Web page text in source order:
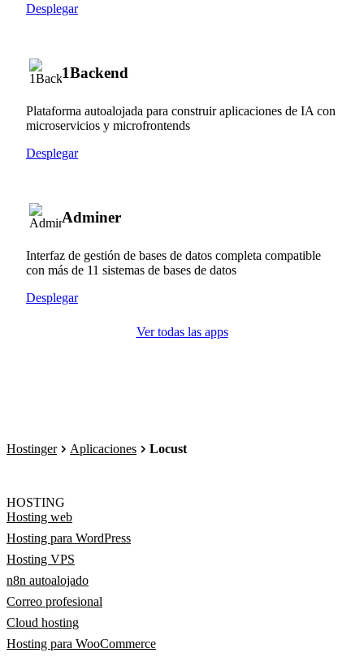
Desplegar
1Backend
Plataforma autoalojada para construir aplicaciones de IA con
microservicios y microfrontends
Desplegar
Adminer
Interfaz de gestión de bases de datos completa compatible
con más de 11 sistemas de bases de datos
Desplegar
Ver todas las apps
Hostinger Aplicaciones Locust
HOSTING
Hosting web
Hosting para WordPress
Hosting VPS
n8n autoalojado
Correo profesional
Cloud hosting
Hosting para WooCommerce